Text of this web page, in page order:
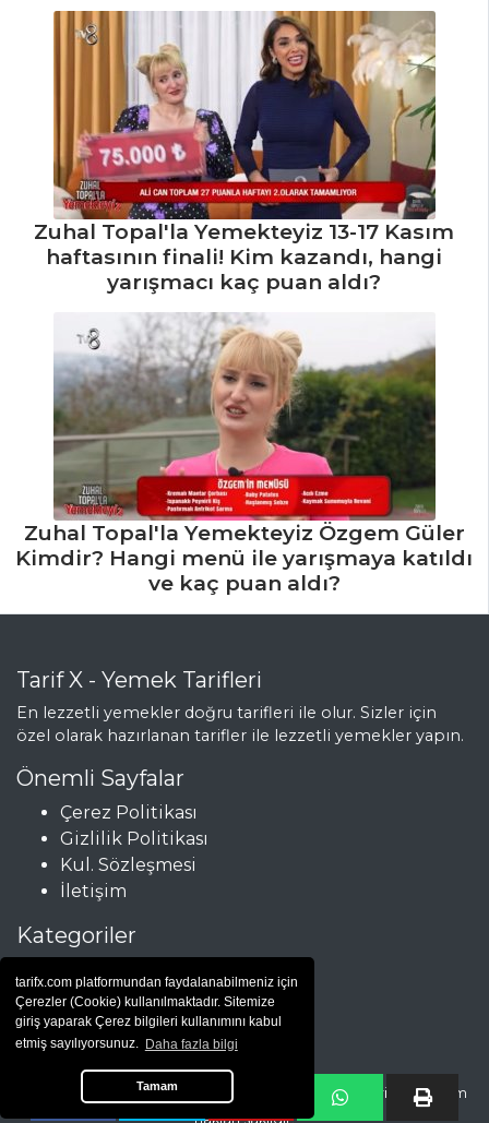
tarifx.com platformundan faydalanabilmeniz için
Çerezler (Cookie) kullanılmaktadır. Sitemize
giriş yaparak Çerez bilgileri kullanımını kabul
etmiş sayılıyorsunuz. Daha fazla bilgi
Tamam
Zuhal Topal'la Yemekteyiz 13-17 Kasım
haftasının finali! Kim kazandı, hangi
yarışmacı kaç puan aldı?
Zuhal Topal'la Yemekteyiz Özgem Güler
Kimdir? Hangi menü ile yarışmaya katıldı
ve kaç puan aldı?
Tarif X - Yemek Tarifleri
En lezzetli yemekler doğru tarifleri ile olur. Sizler için
özel olarak hazırlanan tarifler ile lezzetli yemekler yapın.
Önemli Sayfalar
Çerez Politikası
Gizlilik Politikası
Kul. Sözleşmesi
İletişim
Kategoriler
Et Yemekleri
Hamur İşleri
Salatalar
Copyright © Yemek Tarifleri |
| 2025 - tarifx.com tüm
hakları saklıdır.